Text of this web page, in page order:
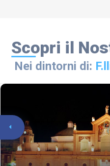
Scopri il
Nei dintorni di: